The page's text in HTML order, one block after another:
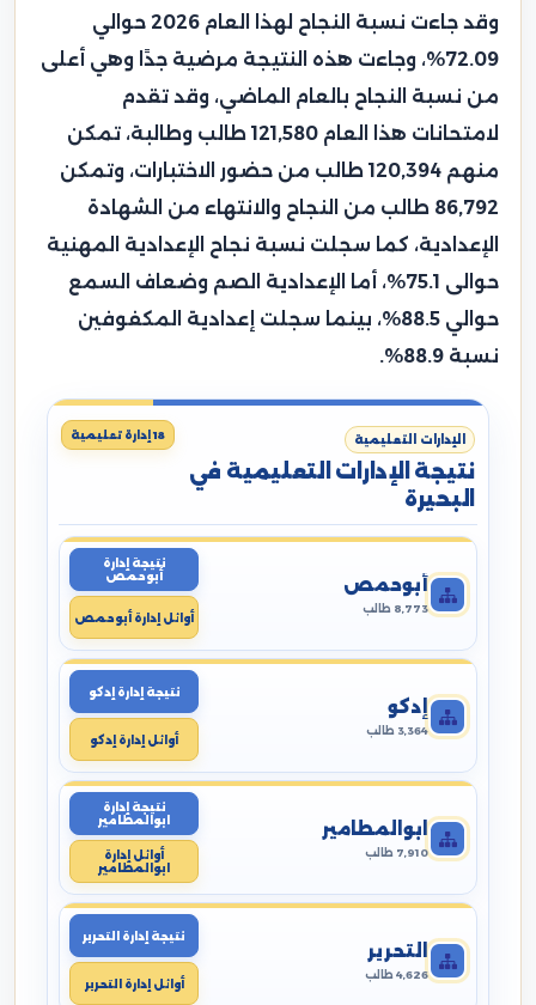
وقد جاءت نسبة النجاح لهذا العام 2026 حوالي
72.09%، وجاءت هذه النتيجة مرضية جدًا وهي أعلى
من نسبة النجاح بالعام الماضي، وقد تقدم
لامتحانات هذا العام 121,580 طالب وطالبة، تمكن
منهم 120,394 طالب من حضور الاختبارات، وتمكن
86,792 طالب من النجاح والانتهاء من الشهادة
الإعدادية، كما سجلت نسبة نجاح الإعدادية المهنية
حوالى 75.1%، أما الإعدادية الصم وضعاف السمع
حوالي 88.5%، بينما سجلت إعدادية المكفوفين
نسبة 88.9%.
الإدارات التعليمية
نتيجة الإدارات التعليمية في
البحيرة
18 إدارة تعليمية
أبوحمص
8,773 طالب
نتيجة إدارة
أبوحمص
أوائل إدارة أبوحمص
إدكو
3,364 طالب
نتيجة إدارة إدكو
أوائل إدارة إدكو
ابوالمطامير
7,910 طالب
نتيجة إدارة
ابوالمطامير
أوائل إدارة
ابوالمطامير
التحرير
4,626 طالب
نتيجة إدارة التحرير
أوائل إدارة التحرير